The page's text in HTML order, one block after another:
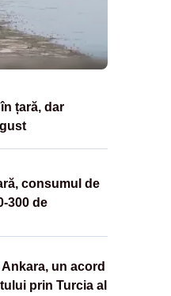
țară, dar
consumul de
300 de
un acord
prin Turcia al